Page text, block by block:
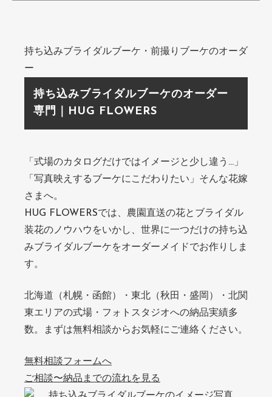
持ち込みブライダルブーケ・前撮りブーケのオーダ
ー
持ち込みブライダルブーケのオーダー
専門｜HUG FLOWERS
「式場のカタログだけではイメージと少し違う…」
「写真映えするブーケにこだわりたい」そんな花嫁
さまへ。
HUG FLOWERSでは、農園直送の花とブライダル
装花のノウハウをいかし、世界に一つだけの持ち込
みブライダルブーケをオーダーメイドでお作りしま
す。
北海道（札幌・函館）・東北（秋田・盛岡）・北関
東エリアの式場・フォトスタジオへの納品実績多
数。まずは無料相談からお気軽にご連絡ください。
無料相談フォームへ
ご相談〜納品までの流れを見る